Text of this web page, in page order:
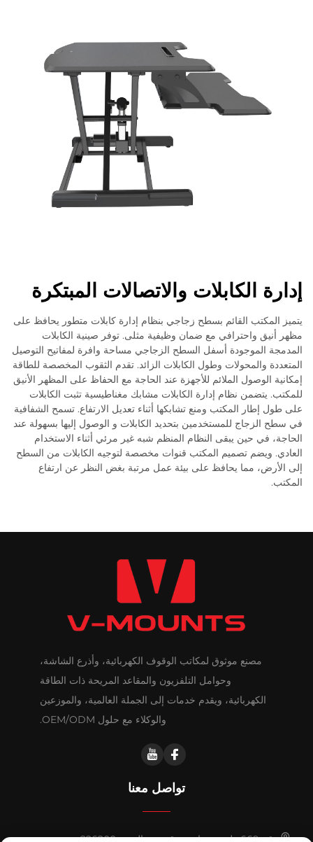
إدارة الكابلات والاتصالات المبتكرة
يتميز المكتب القائم بسطح زجاجي بنظام إدارة كابلات متطور يحافظ على
مظهر أنيق واحترافي مع ضمان وظيفية مثلى. توفر صينية الكابلات
المدمجة الموجودة أسفل السطح الزجاجي مساحة وافرة لمفاتيح التوصيل
المتعددة والمحولات وطول الكابلات الزائد. تقدم الثقوب المخصصة للطاقة
إمكانية الوصول الملائم للأجهزة عند الحاجة مع الحفاظ على المظهر الأنيق
للمكتب. يتضمن نظام إدارة الكابلات مشابك مغناطيسية تثبت الكابلات
على طول إطار المكتب ومنع تشابكها أثناء تعديل الارتفاع. تسمح الشفافية
في سطح الزجاج للمستخدمين بتحديد الكابلات و الوصول إليها بسهولة عند
الحاجة، في حين يبقى النظام المنظم شبه غير مرئي أثناء الاستخدام
العادي. ويضم تصميم المكتب قنوات مخصصة لتوجيه الكابلات من السطح
إلى الأرض، مما يحافظ على بيئة عمل مرتبة بغض النظر عن ارتفاع
المكتب.
مصنع موثوق لمكاتب الوقوف الكهربائية، وأذرع الشاشة،
وحوامل التلفزيون والمقاعد المريحة ذات الطاقة
الكهربائية، ويقدم خدمات إلى الجملة العالمية، والموزعين
والوكلاء مع حلول OEM/ODM.
تواصل معنا